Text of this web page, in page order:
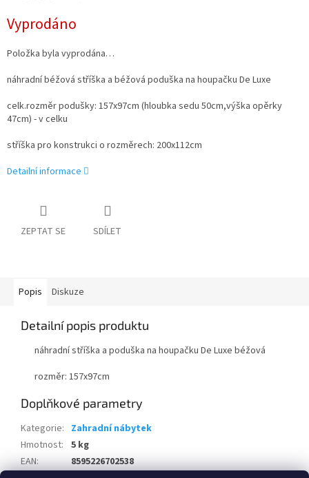
cena:
Vyprodáno
Položka byla vyprodána…
náhradní béžová stříška a béžová poduška na houpačku De Luxe
celk.rozměr podušky: 157x97cm (hloubka sedu 50cm,výška opěrky
47cm) - v celku
stříška pro konstrukci o rozměrech: 200x112cm
Detailní informace
ZEPTAT SE SDÍLET
Popis Diskuze
Detailní popis produktu
náhradní stříška a poduška na houpačku De Luxe béžová
rozměr: 157x97cm
Doplňkové parametry
Kategorie: Zahradní nábytek
Hmotnost: 5 kg
EAN:
8595226702538